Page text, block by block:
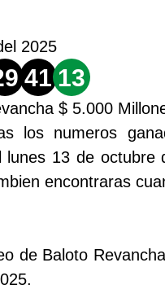
2025
41 13
$ 5.000
los numeros
lunes 13 de
encontraras
de Baloto